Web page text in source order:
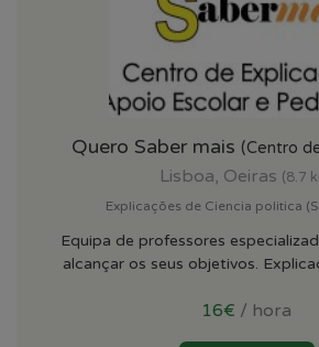
Quero Saber mais (Centro
Lisboa, Oeiras (8.7
Explicações de Ciencia politica
Equipa de professores
alcançar os seus objetivos.
16€ / hora